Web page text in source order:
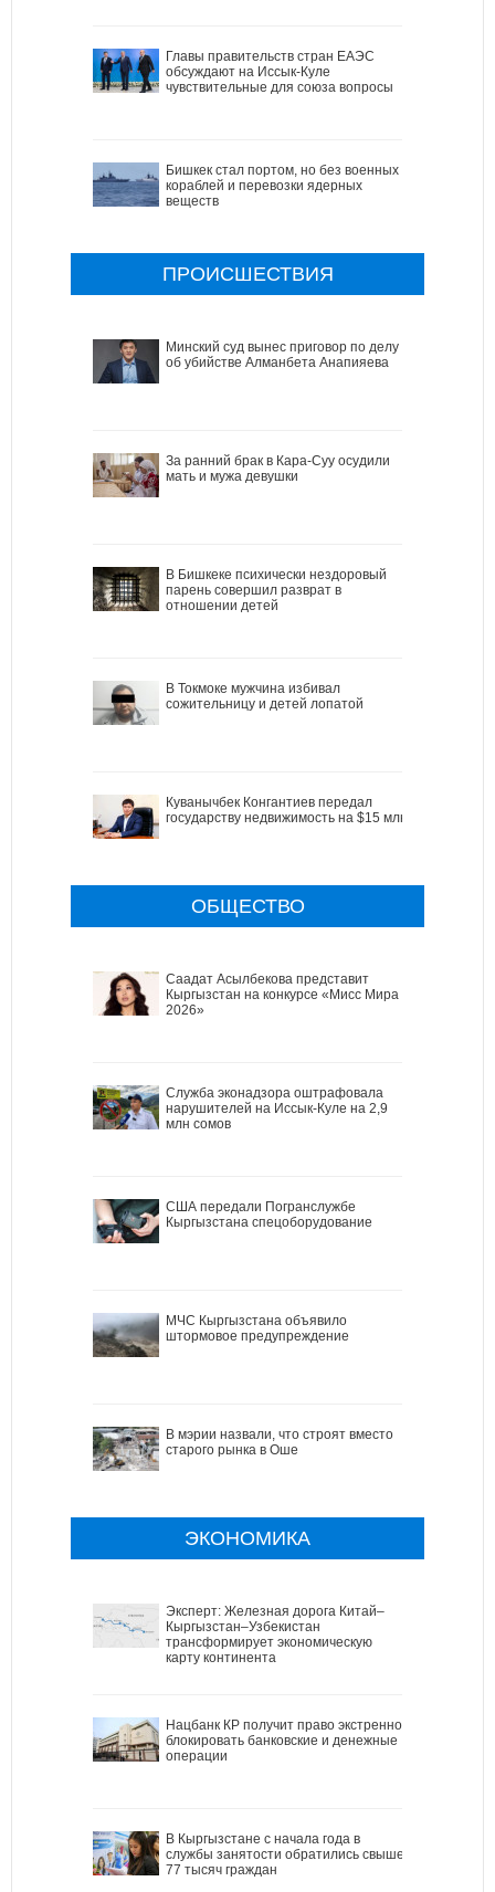
Главы правительств стран ЕАЭС
обсуждают на Иссык-Куле
чувствительные для союза вопросы
Бишкек стал портом, но без военных
кораблей и перевозки ядерных
веществ
ПРОИСШЕСТВИЯ
Минский суд вынес приговор по делу
об убийстве Алманбета Анапияева
За ранний брак в Кара-Суу осудили
мать и мужа девушки
В Бишкеке психически нездоровый
парень совершил разврат в
отношении детей
В Токмоке мужчина избивал
сожительницу и детей лопатой
Куванычбек Конгантиев передал
государству недвижимость на $15 млн
ОБЩЕСТВО
Саадат Асылбекова представит
Кыргызстан на конкурсе «Мисс Мира
2026»
Служба эконадзора оштрафовала
нарушителей на Иссык-Куле на 2,9
млн сомов
США передали Погранслужбе
Кыргызстана спецоборудование
МЧС Кыргызстана объявило
штормовое предупреждение
В мэрии назвали, что строят вместо
старого рынка в Оше
ЭКОНОМИКА
Эксперт: Железная дорога Китай–
Кыргызстан–Узбекистан
трансформирует экономическую
карту континента
Нацбанк КР получит право экстренно
блокировать банковские и денежные
операции
В Кыргызстане с начала года в
службы занятости обратились свыше
77 тысяч граждан